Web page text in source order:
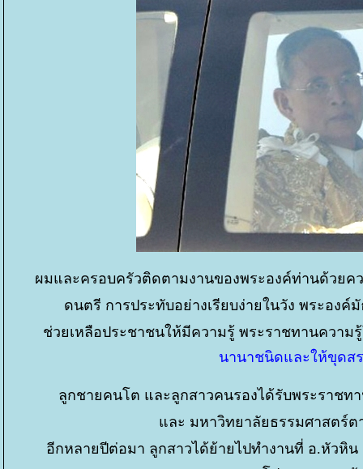
ผมและครอบครัวติดตามงานของพระองค์ท่านด้วยค
ดนตรี การประทับอย่างเรียบง่ายในวัง พระองค์
ช่วยเหลือประชาชนให้มีความรู้ พระราชทานความ
นานาชนิดและให้ขุดส
ลูกชายคนโต และลูกสาวคนรองได้รับพระราช
ละ มหาวิทยาลัยธรรมศาสตร์ต
อีกหลายปีต่อมา ลูกสาวได้ย้ายไปทำงานที่ อ.หัวหิน